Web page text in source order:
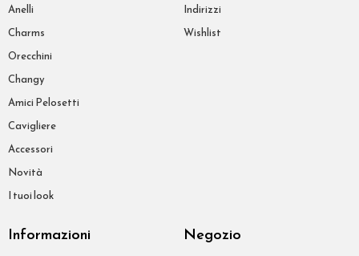
Anelli
Charms
Orecchini
Changy
Amici Pelosetti
Cavigliere
Accessori
Novità
I tuoi look
Indirizzi
Wishlist
Informazioni Negozio